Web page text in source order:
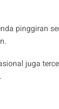
pinggiran
juga